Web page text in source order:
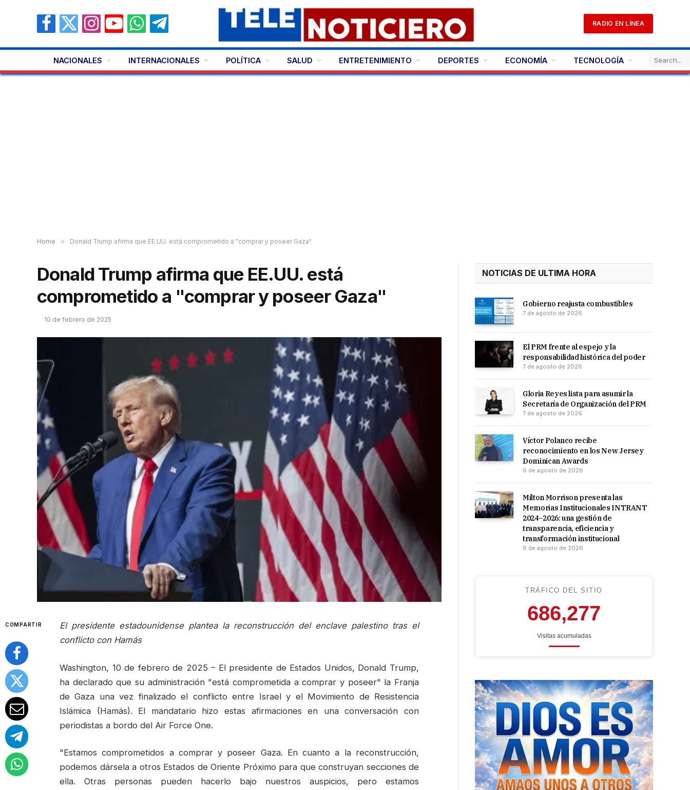
Facebook
X
InstagramYouTubeWhatsAppTelegram
RADIO EN LÍNEA
NACIONALES INTERNACIONALES POLÍTICA SALUD ENTRETENIMIENTO DEPORTES ECONOMÍA TECNOLOGÍA
Home » Donald Trump afirma que EE.UU. está comprometido a "comprar y poseer Gaza"
Donald Trump afirma que EE.UU. está
comprometido a "comprar y poseer Gaza"
10 de febrero de 2025
COMPARTIR
El presidente estadounidense plantea la reconstrucción del enclave palestino tras el
conflicto con Hamás
Washington, 10 de febrero de 2025 – El presidente de Estados Unidos, Donald Trump,
ha declarado que su administración "está comprometida a comprar y poseer" la Franja
de Gaza una vez finalizado el conflicto entre Israel y el Movimiento de Resistencia
Islámica (Hamás). El mandatario hizo estas afirmaciones en una conversación con
periodistas a bordo del Air Force One.
"Estamos comprometidos a comprar y poseer Gaza. En cuanto a la reconstrucción,
podemos dársela a otros Estados de Oriente Próximo para que construyan secciones de
ella. Otras personas pueden hacerlo bajo nuestros auspicios, pero estamos
NOTICIAS DE ULTIMA HORA
Gobierno reajusta combustibles
7 de agosto de 2026
El PRM frente al espejo y la
responsabilidad histórica del poder
7 de agosto de 2026
Gloria Reyes lista para asumir la
Secretaría de Organización del PRM
7 de agosto de 2026
Víctor Polanco recibe
reconocimiento en los New Jersey
Dominican Awards
6 de agosto de 2026
Milton Morrison presenta las
Memorias Institucionales INTRANT
2024–2026: una gestión de
transparencia, eficiencia y
transformación institucional
6 de agosto de 2026
TRÁFICO DEL SITIO
686,277
Visitas acumuladas